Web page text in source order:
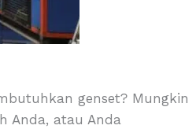
genset? Mungkin
Anda, atau Anda